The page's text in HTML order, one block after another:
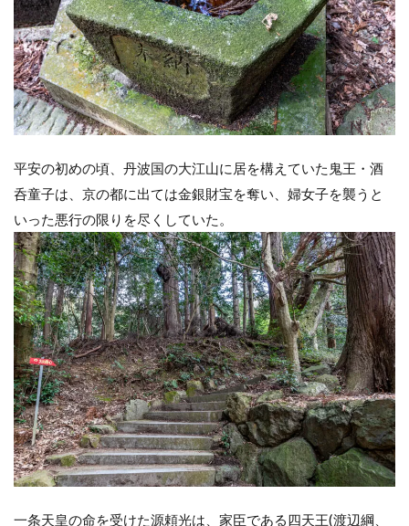
平安の初めの頃、丹波国の大江山に居を構えていた鬼王・酒
呑童子は、京の都に出ては金銀財宝を奪い、婦女子を襲うと
いった悪行の限りを尽くしていた。
一条天皇の命を受けた源頼光は、家臣である四天王(渡辺綱、